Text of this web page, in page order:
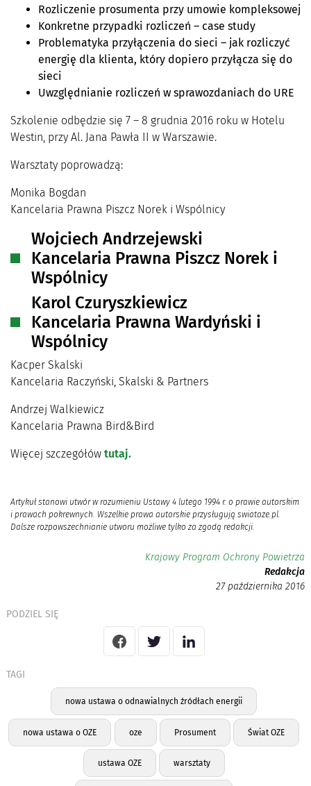
Rozliczenie prosumenta przy umowie kompleksowej
Konkretne przypadki rozliczeń – case study
Problematyka przyłączenia do sieci – jak rozliczyć
energię dla klienta, który dopiero przyłącza się do
sieci
Uwzględnianie rozliczeń w sprawozdaniach do URE
Szkolenie odbędzie się 7 – 8 grudnia 2016 roku w Hotelu
Westin, przy Al. Jana Pawła II w Warszawie.
Warsztaty poprowadzą:
Monika Bogdan
Kancelaria Prawna Piszcz Norek i Wspólnicy
Wojciech Andrzejewski
Kancelaria Prawna Piszcz Norek i
Wspólnicy
Karol Czuryszkiewicz
Kancelaria Prawna Wardyński i
Wspólnicy
Kacper Skalski
Kancelaria Raczyński, Skalski & Partners
Andrzej Walkiewicz
Kancelaria Prawna Bird&Bird
Więcej szczegółów tutaj.
Artykuł stanowi utwór w rozumieniu Ustawy 4 lutego 1994 r. o prawie autorskim
i prawach pokrewnych. Wszelkie prawa autorskie przysługują swiatoze.pl.
Dalsze rozpowszechnianie utworu możliwe tylko za zgodą redakcji.
Krajowy Program Ochrony Powietrza
Redakcja
27 października 2016
PODZIEL SIĘ
TAGI
nowa ustawa o odnawialnych źródłach energii
nowa ustawa o OZE oze Prosument Świat OZE
ustawa OZE warsztaty